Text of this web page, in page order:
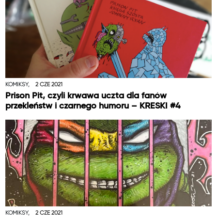
KOMIKSY, 2 CZE 2021
Prison Pit, czyli krwawa uczta dla fanów
przekleństw i czarnego humoru – KRESKI #4
KOMIKSY, 2 CZE 2021